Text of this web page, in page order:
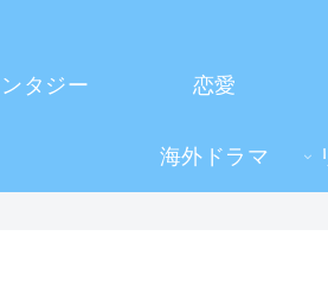
タジー 恋愛
海外ドラマ